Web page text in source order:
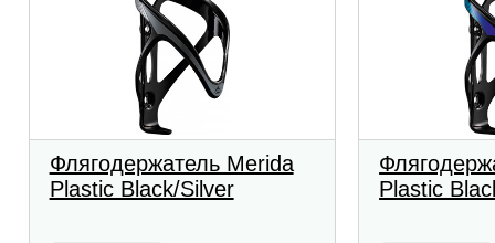
Флягодержатель Merida
Plastic Black/Silver
Plastic